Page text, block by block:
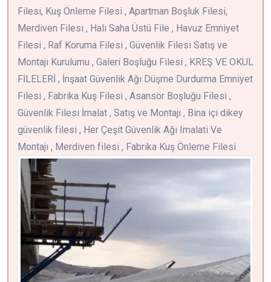
Filesi, Kuş Önleme Filesi , Apartman Boşluk Filesi,
Merdiven Filesi , Halı Saha Üstü File , Havuz Emniyet
Filesi , Raf Koruma Filesi , Güvenlik Filesi Satış ve
Montajı Kurulumu , Galeri Boşluğu Filesi , KREŞ VE OKUL
FİLELERİ , İnşaat Güvenlik Ağı Düşme Durdurma Emniyet
Filesi , Fabrika Kuş Filesi , Asansör Boşluğu Filesi ,
Güvenlik Filesi İmalat , Satış ve Montajı , Bina içi dikey
güvenlik filesi , Her Çeşit Güvenlik Ağı Imalati Ve
Montajı , Merdiven filesi , Fabrika Kuş Önleme Filesi